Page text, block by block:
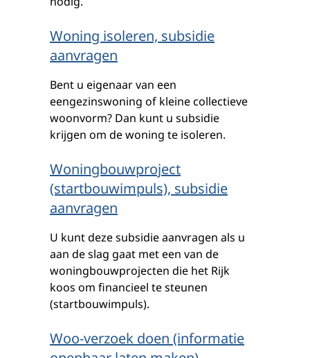
Woning isoleren, subsidie
aanvragen
Bent u eigenaar van een
eengezinswoning of kleine collectieve
woonvorm? Dan kunt u subsidie
krijgen om de woning te isoleren.
Woningbouwproject
(startbouwimpuls), subsidie
aanvragen
U kunt deze subsidie aanvragen als u
aan de slag gaat met een van de
woningbouwprojecten die het Rijk
koos om financieel te steunen
(startbouwimpuls).
Woo-verzoek doen (informatie